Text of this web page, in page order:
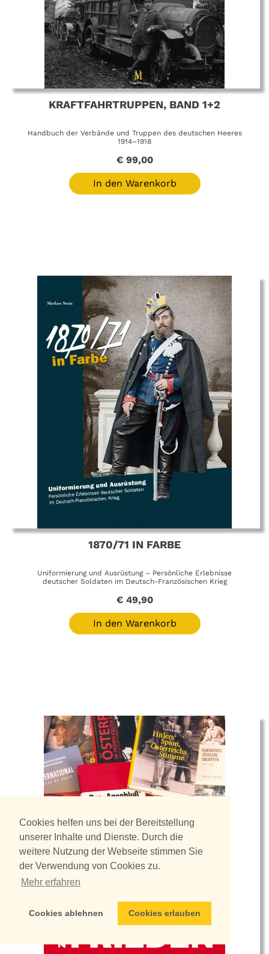
Cookies helfen uns bei der Bereitstellung
unserer Inhalte und Dienste. Durch die
weitere Nutzung der Webseite stimmen Sie
der Verwendung von Cookies zu.
Mehr erfahren
Cookies ablehnen Cookies erlauben
KRAFTFAHRTRUPPEN, BAND 1+2
Handbuch der Verbände und Truppen des deutschen Heeres
1914–1918
€ 99,00
In den Warenkorb
1870/71 IN FARBE
Uniformierung und Ausrüstung – Persönliche Erlebnisse
deutscher Soldaten im Deutsch-Französischen Krieg
€ 49,90
In den Warenkorb